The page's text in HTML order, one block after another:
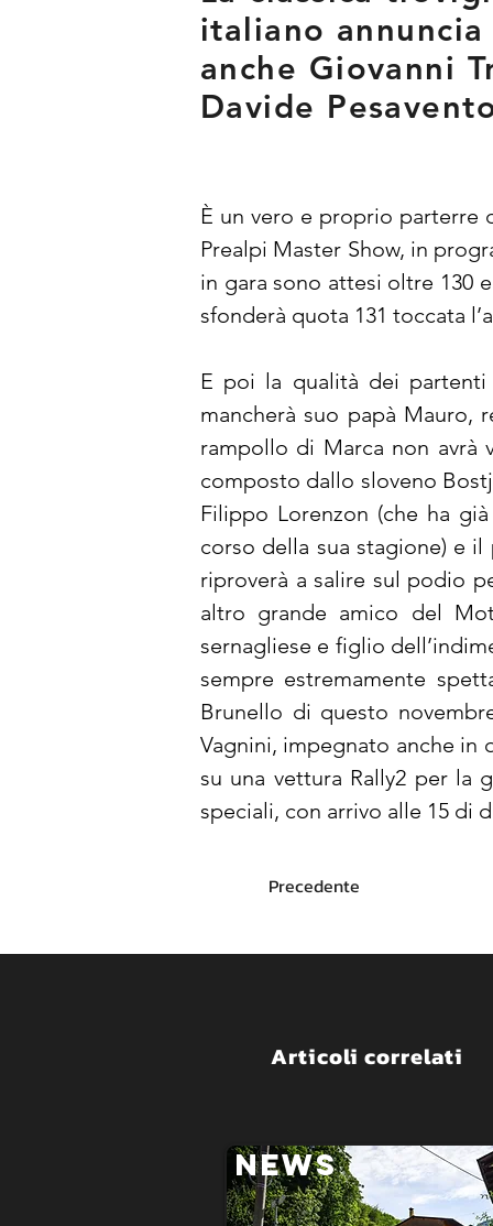
italiano
anche Giovanni
Davide
È un vero e proprio
Prealpi Master Show, in
in gara sono attesi oltre 130
sfonderà quota 131 toccata
E poi la qualità dei partenti
mancherà suo papà Mauro,
rampollo di Marca non avrà
composto dallo sloveno
Filippo Lorenzon (che ha
corso della sua stagione) e il
riproverà a salire sul podio
altro grande amico del
sernagliese e figlio
sempre estremamente
Brunello di questo
Vagnini, impegnato anche in
su una vettura Rally2 per la
speciali, con arrivo alle 15 di
Precedente
Articoli correlati
NEWS